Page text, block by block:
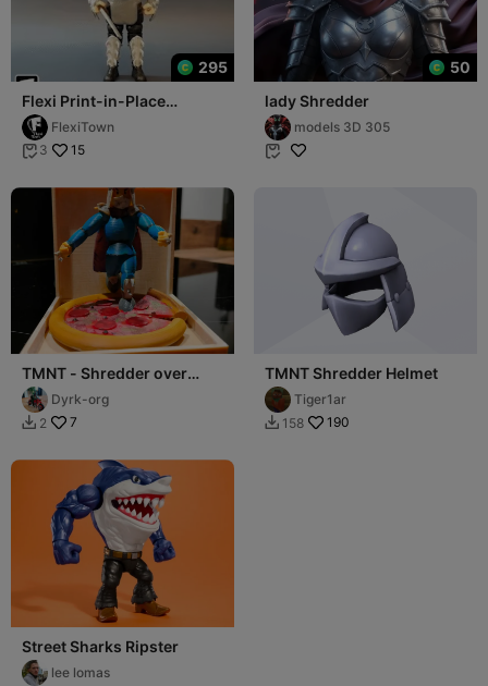
295
Flexi Print-in-Place
Shredder
FlexiTown
 3 15
50
lady Shredder
models 3D 305

TMNT - Shredder over
Pizza / Shredder sur une
PizzaDyrk-org
 2 7
TMNT Shredder Helmet
Tiger1ar
 158 190
Street Sharks Ripster
lee lomas